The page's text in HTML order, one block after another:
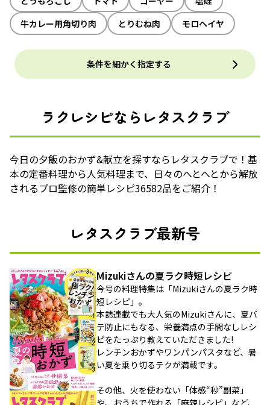
牛カレー用角切り肉
とりむね肉 モロヘイヤ
条件を細かく指定する
ラクレシピならレタスクラブ
今日の夕飯のおかず&献立を探すならレタスクラブで！基
本の定番料理から人気料理まで、日々のへとへとから解放
されるプロ監修の簡単レシピ36582品をご紹介！
レタスクラブ最新号
Mizukiさんの夏ラク時短レシピ
今号の料理特集は「Mizukiさんの夏ラク時
短レシピ」。
本誌連載でも大人気のMizukiさんに、夏バ
テ防止にもなる、栄養満点の手間なしレシ
ピをたっぷり教えていただきました!
レンチンおかずやワンパンパスタなど、暑
い夏を乗り切るテクが満載です。
その他、火を使わない「体感“秒”副菜」
や、おうちで作れる「麻辣レシピ」など、